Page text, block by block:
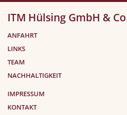
ITM Hülsing GmbH &
ANFAHRT
LINKS
TEAM
NACHHALTIGKEIT
IMPRESSUM
KONTAKT